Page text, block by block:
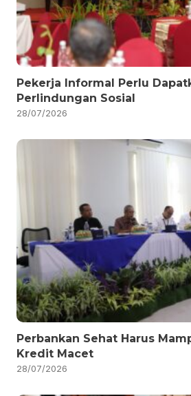
Pekerja Informal Perlu
Perlindungan Sosial
28/07/2026
Perbankan Sehat Harus
Kredit Macet
28/07/2026